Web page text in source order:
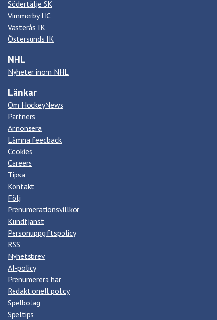
Södertälje SK
Vimmerby HC
Västerås IK
Östersunds IK
NHL
Nyheter inom NHL
Länkar
Om HockeyNews
Partners
Annonsera
Lämna feedback
Cookies
Careers
Tipsa
Kontakt
Följ
Prenumerationsvillkor
Kundtjänst
Personuppgiftspolicy
RSS
Nyhetsbrev
AI-policy
Prenumerera här
Redaktionell policy
Spelbolag
Speltips